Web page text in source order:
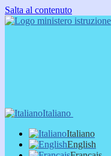
Salta al contenuto
Italiano
Italiano
English